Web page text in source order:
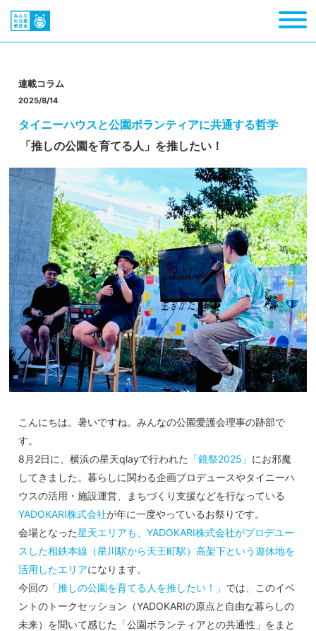
連載コラム
2025/8/14
タイニーハウスと公園ボランティアに共通する哲学
「推しの公園を育てる人」を推したい！
こんにちは。暑いですね。みんなの公園愛護会理事の跡部で
す。
8月2日に、横浜の星天qlayで行われた 「鏡祭2025」 にお邪魔
してきました。暮らしに関わる企画プロデュースやタイニーハ
ウスの活用・施設運営、まちづくり支援などを行なっている
YADOKARI株式会社が年に一度やっているお祭りです。
会場となった星天エリアも、YADOKARI株式会社がプロデユー
スした相鉄本線（星川駅から天王町駅）高架下という遊休地を
活用したエリアになります。
今回の 「推しの公園を育てる人を推したい！」 では、このイベ
ントのトークセッション（YADOKARIの原点と自由な暮らしの
未来）を聞いて感じた「公園ボランティアとの共通性」をまと